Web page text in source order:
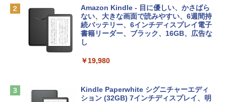
￥137,800
tomtoc 360°保護 15.6 16インチ パソコ
ンケース Dell NEC Lavie ASUS HP dyna
Apple 2026 MacBook Air M5チップ搭載
定バーチャルアイテムを含む】 【オンラ
インゲームコード】 ロブロックス | オン
ラインコード版
￥1,300
ows11、10/mac対応|PC2台
出す プロンプトの言葉 AI画像生成シリー
ズ (はぴーイラストLabo)
￥99
ClaudeCode いちばんやさしい 教科書:
にもKindle出版にも！ 非エンジニアのた
めのAIコーディング入門シリーズ
Amazon Kindle - 目に優しい、かさばら
ない、大きな画面で読みやすい、6週間持
続バッテリー、6インチディスプレイ電子
書籍リーダー、ブラック、16GB、広告な
し
￥19,980
Kindle Paperwhite シグニチャーエディ
ション (32GB) 7インチディスプレイ、明